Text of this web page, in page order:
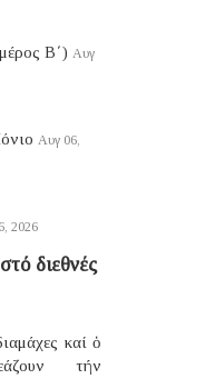
B΄) Αυγ
Αυγ 06,
2026
διεθνές
καί ὁ
τήν